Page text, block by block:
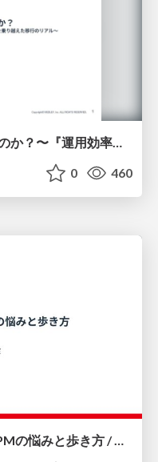
なぜConfluence Cloudだったのか？〜『運用効率と将来性』から見る最適解と、予期せぬ課題を乗り越えた移行のリアル～ / Why-we-choose-confluence-cloud
0 460
別業種から医療業界に入ったPMの悩みと歩き方 / healthtech meetup-vol.1